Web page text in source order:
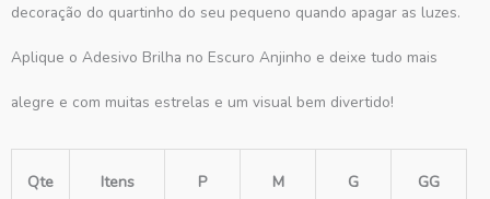
decoração do quartinho do seu pequeno quando apagar as luzes.
Aplique o Adesivo Brilha no Escuro Anjinho e deixe tudo mais
alegre e com muitas estrelas e um visual bem divertido!
Qte Itens P M G GG